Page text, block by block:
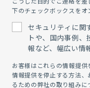
下のチェックボックスをオ
セキュリティに関
トや、国内事例
報など、幅広い情
お客様はこれらの情報提供
情報提供を停止する方法
るための弊社の取り組みに